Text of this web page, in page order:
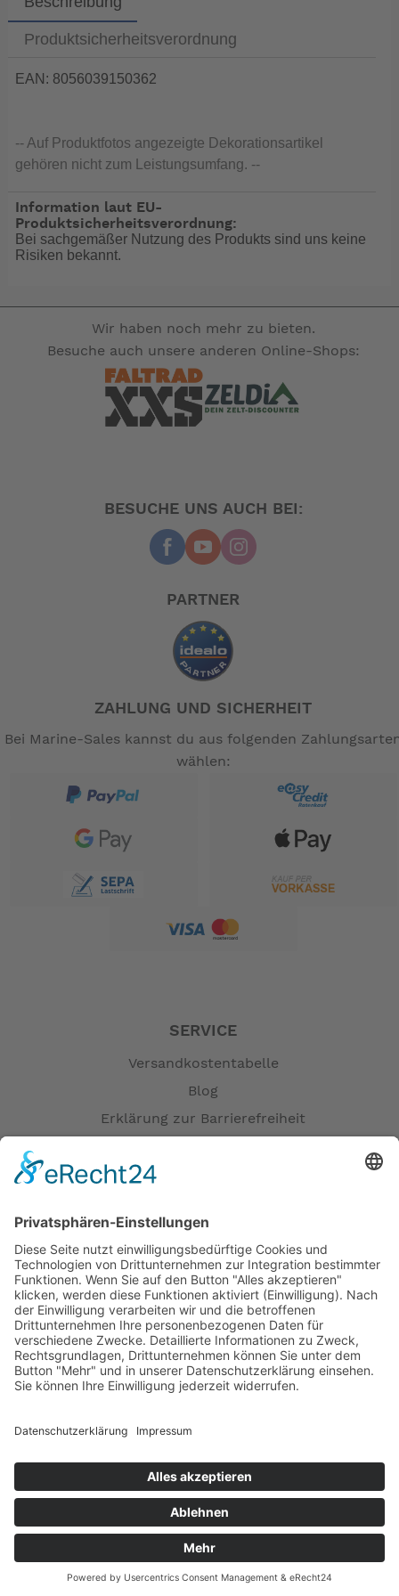
Produktsicherheitsverordnung
EAN: 8056039150362
-- Auf Produktfotos angezeigte Dekorationsartikel
gehören nicht zum Leistungsumfang. --
Information laut EU-
Produktsicherheitsverordnung:
Bei sachgemäßer Nutzung des Produkts sind uns keine
Risiken bekannt.
Wir haben noch mehr zu bieten.
Besuche auch unsere anderen Online-Shops:
BESUCHE UNS AUCH BEI:
PARTNER
ZAHLUNG UND SICHERHEIT
Bei Marine-Sales kannst du aus folgenden
wählen:
SERVICE
Versandkostentabelle
Blog
Erklärung zur Barrierefreiheit
Versandpartner
Verfügbarkeiten
Zahlung und Versand
Datenschutz
Fernabsatz
Widerrufsrecht MS
Widerrufsrecht bei Reparatur
Garantiefall
Batterieverordnung
Ergänzende Allgemeine Geschäftsbedingungen zum
easyCredit-Ratenkauf